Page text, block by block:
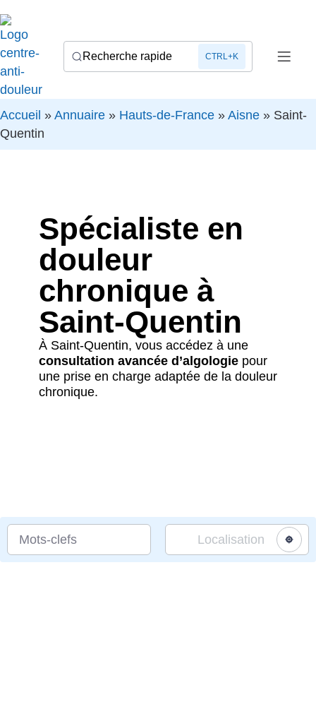
Recherche rapide CTRL+K
Accueil » Annuaire » Hauts-de-France » Aisne » Saint-
Quentin
Spécialiste en
douleur
chronique à
Saint-Quentin
À Saint-Quentin, vous accédez à une
consultation avancée d’algologie pour
une prise en charge adaptée de la douleur
chronique.
Mots-clefs